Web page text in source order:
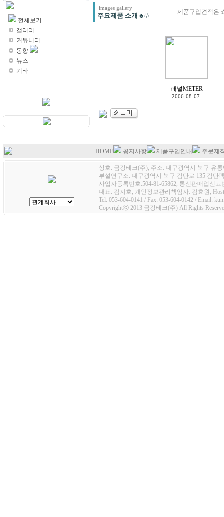
전체보기
갤러리
커뮤니티
동향
뉴스
기타
images gallery
주요제품 소개 ♣♧ 제품구입견적은
패널METER
2006-08-07
HOME 공지사항 제품구입안내 주문제
상호: 금강테크(주), 주소: 대구광역시 북구 유
부설연구소: 대구광역시 북구 검단로 135 검단
사업자등록번호:504-81-65862, 통신판매업신고
대표: 김지호, 개인정보관리책임자: 김효원,
Tel: 053-604-0141 / Fax: 053-604-0142 / Email:
Copyrightⓒ 2013 금강테크(주) All Rights